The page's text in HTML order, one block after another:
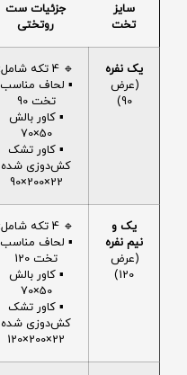
سایز
تخت
جزئیات ست
روتختی
یک نفره
(عرض
90)
🔹 4 تکه شامل:
▪️ لحاف مناسب
تخت 90
▪️ کاور بالش
50×70
▪️ کاور تشک
کش‌دوزی شده
22×200×90
یک و
نیم نفره
(عرض
120)
🔹 4 تکه شامل:
▪️ لحاف مناسب
تخت 120
▪️ کاور بالش
50×70
▪️ کاور تشک
کش‌دوزی شده
22×200×120